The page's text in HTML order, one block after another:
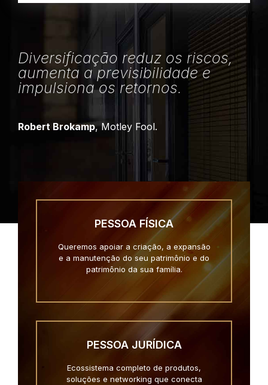
Diversificação reduz os riscos,
aumenta a previsibilidade e
impulsiona os retornos.
Robert Brokamp, Motley Fool.
PESSOA FÍSICA
Queremos apoiar a criação, a expansão
e a manutenção do seu patrimônio e do
patrimônio da sua família.
PESSOA JURÍDICA
Ecossistema completo de produtos,
soluções e networking que conecta